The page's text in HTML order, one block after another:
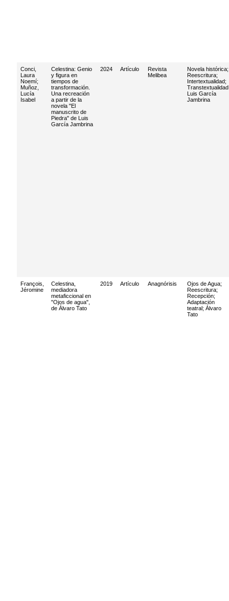
Conci,
Laura
Noemí;
Muñoz,
Lucía
Isabel
Celestina: Genio
y figura en
tiempos de
transformación.
Una recreación
a partir de la
novela "El
manuscrito de
Piedra" de Luis
García Jambrina
2024 Artículo
Revista
Melibea
Novela histórica;
Reescritura;
Intertextualidad;
Transtextualidad
Luis García
Jambrina
François,
Jéromine
Celestina,
mediadora
metaficcional en
"Ojos de agua",
de Álvaro Tato
2019 Artículo Anagnórisis Ojos de Agua;
Reescritura;
Recepción;
Adaptación
teatral; Álvaro
Tato